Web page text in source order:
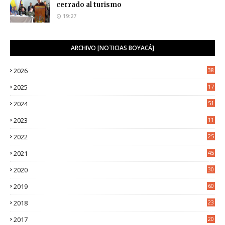
cerrado al turismo
19:27
ARCHIVO [NOTICIAS BOYACÁ]
2026 38
2025
17
2024 51
2023
11
2022
25
2021
45
2020
30
2019 60
2018
23
2017
20